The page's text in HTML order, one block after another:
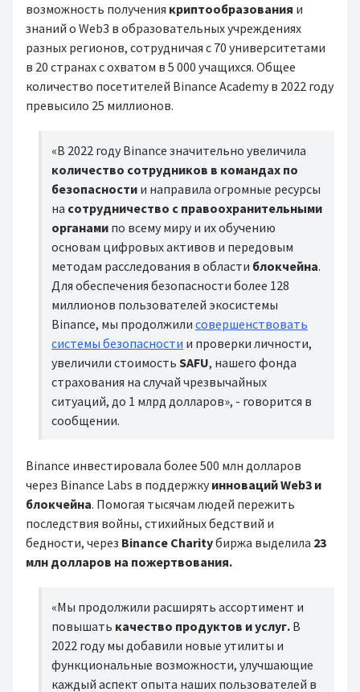
возможность получения криптообразования и
знаний о Web3 в образовательных учреждениях
разных регионов, сотрудничая с 70 университетами
в 20 странах с охватом в 5 000 учащихся. Общее
количество посетителей Binance Academy в 2022 году
превысило 25 миллионов.
«В 2022 году Binance значительно увеличила
количество сотрудников в командах по
безопасности и направила огромные ресурсы
на сотрудничество с правоохранительными
органами по всему миру и их обучению
основам цифровых активов и передовым
методам расследования в области блокчейна.
Для обеспечения безопасности более 128
миллионов пользователей экосистемы
Binance, мы продолжили совершенствовать
системы безопасности и проверки личности,
увеличили стоимость SAFU, нашего фонда
страхования на случай чрезвычайных
ситуаций, до 1 млрд долларов», - говорится в
сообщении.
Binance инвестировала более 500 млн долларов
через Binance Labs в поддержку инноваций Web3 и
блокчейна. Помогая тысячам людей пережить
последствия войны, стихийных бедствий и
бедности, через Binance Charityбиржа выделила 23
млн долларов на пожертвования.
«Мы продолжили расширять ассортимент и
повышать качество продуктов и услуг. В
2022 году мы добавили новые утилиты и
функциональные возможности, улучшающие
каждый аспект опыта наших пользователей в